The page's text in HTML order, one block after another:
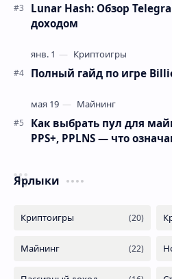
Lunar Hash: Обзор
доходом
Полный гайд по игре
Как выбрать пул для
PPS+, PPLNS — что
Ярлыки